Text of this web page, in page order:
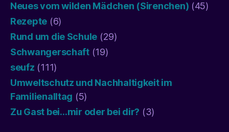
Neues vom wilden Mädchen (Sirenchen) (45)
Rezepte (6)
Rund um die Schule (29)
Schwangerschaft(19)
seufz (111)
Umweltschutz und Nachhaltigkeit im
Familienalltag (5)
Zu Gast bei…mir oder bei dir? (3)